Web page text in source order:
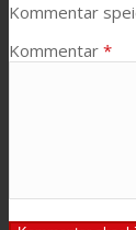
Kommentar
Kommentar *